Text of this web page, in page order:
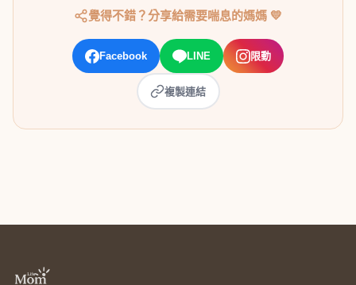
覺得不錯？分享給需要喘息的媽媽 💛
Facebook LINE 限動
複製連結